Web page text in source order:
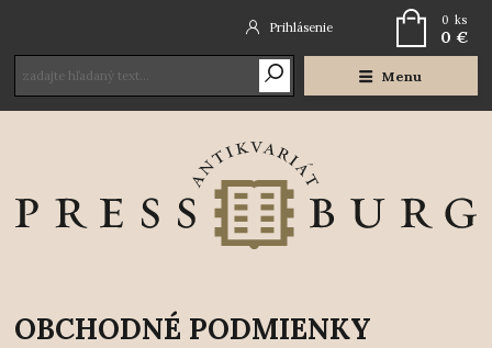
Menu
Prihlásenie 0 ks
0 €
OBCHODNÉ PODMIENKY